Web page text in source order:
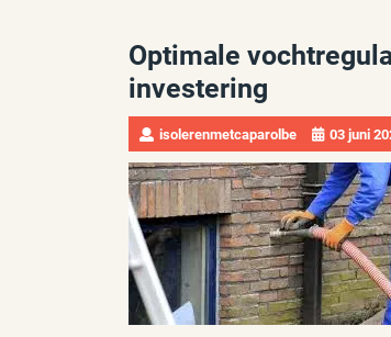
Optimale
investering
isolerenmetcaparolbe 03 juni